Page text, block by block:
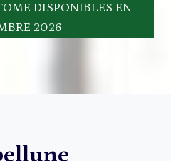
DISPONIBLES EN
2026